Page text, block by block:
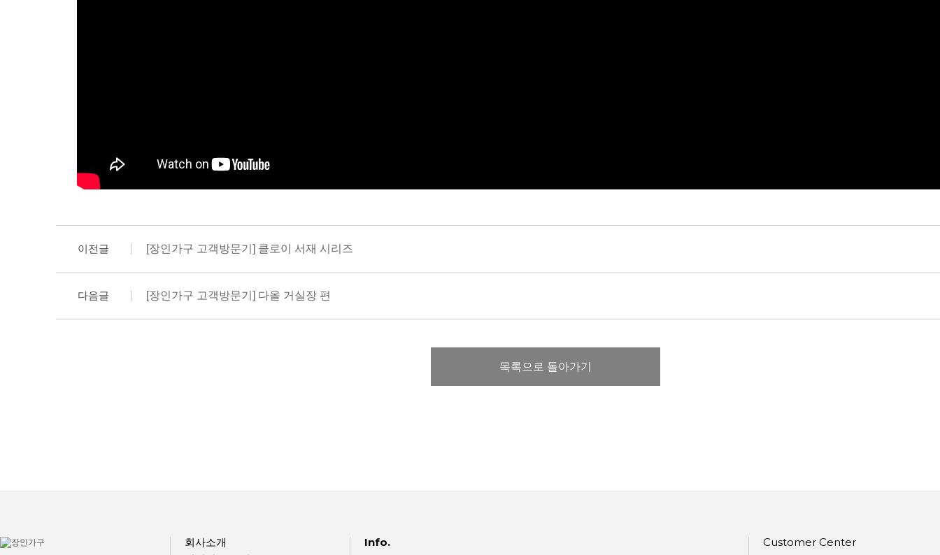
이전글 [장인가구 고객방문기] 클로이 서재 시리즈
다음글 [장인가구 고객방문기] 다올 거실장 편
목록으로 돌아가기
회사소개
Info. Customer Center